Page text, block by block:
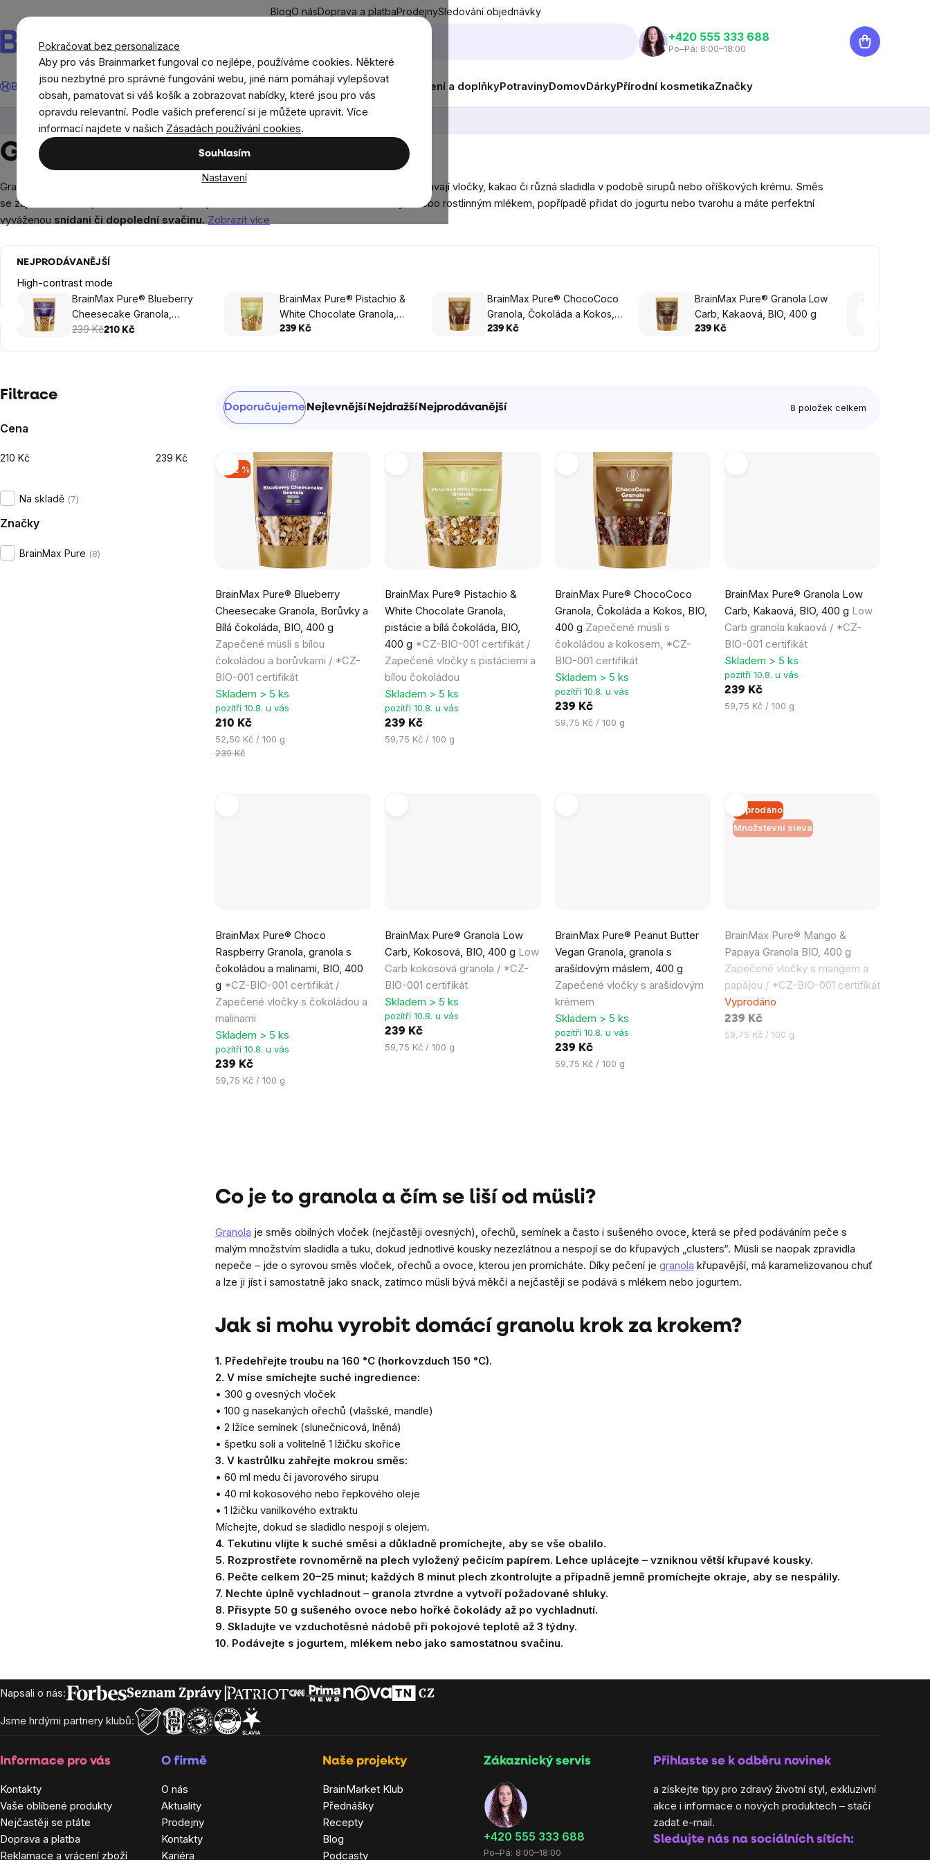
Pokračovat bez personalizace
Aby pro vás Brainmarket fungoval co nejlépe, používáme cookies. Některé
jsou nezbytné pro správné fungování webu, jiné nám pomáhají vylepšovat
obsah, pamatovat si váš košík a zobrazovat nabídky, které jsou pro vás
opravdu relevantní. Podle vašich preferencí si je můžete upravit. Více
informací najdete v našich Zásadách používání cookies.
Souhlasím
Nastavení
obsah
BlogO násDoprava a platbaProdejnySledování objednávky
Hledat
‭+420 555 333 688
Po–Pá: 8:00–18:00
Nákupní
košík
BrainMax® Léto Ušetři CíleDoplňky stravy a výživaNovinkyMužiŽenyDěti Oblečení a doplňkyPotravinyDomovDárkyPřírodní kosmetikaZnačky
Potraviny Cereálie, obiloviny, pseudoobiloviny Granola
Granola
Granola je zapečená různých druhůořechů, semínek a ovoce
. Často se také přidávají vločky, kakao či různá sladidla v podobě sirupů nebo oříškových krému. Směs
se zapéká v troubě, dokud nezačne být křupavá a voňavá. Granolu stačí zalít klasickým nebo rostlinným mlékem, popřípadě přidat do jogurtu nebo tvarohu a máte perfektní
vyváženou snídani či dopolední svačinu. Zobrazit více
NEJPRODÁVANĚJŠÍ
High-contrast mode
BrainMax Pure® Blueberry
Cheesecake Granola,
Borůvky a Bílá čokoláda, BIO,
239 Kč210 Kč
BrainMax Pure® Pistachio &
White Chocolate Granola,
pistácie a bílá čokoláda, BIO,
239 Kč
BrainMax Pure® ChocoCoco
Granola, Čokoláda a Kokos,
BIO, 400 g
239 Kč
BrainMax Pure® Granola Low
Carb, Kakaová, BIO, 400 g
239 Kč
Postranní
panel
Filtrace
Cena
210 Kč 239 Kč
Na skladě 7
Značky
BrainMax Pure 8
Řazení
produktů
Doporučujeme Nejlevnější Nejdražší Nejprodávanější 8 položek celkem
Výpis
produktů
–12 %
BrainMax Pure® Blueberry
Cheesecake Granola, Borůvky a
Bílá čokoláda, BIO, 400 g
Zapečené müsli s bílou
čokoládou a borůvkami / *CZ-
BIO-001 certifikát
hodnocení
produktu
je
4,9
z
5
hvězdiček.
Skladem > 5 ks
pozítří 10.8. u vás
210 Kč
Měrná
cena:
52,50 Kč / 100 g
239 Kč
BrainMax Pure® Pistachio &
White Chocolate Granola,
pistácie a bílá čokoláda, BIO,
400 g *CZ-BIO-001 certifikát /
Zapečené vločky s pistáciemi a
bílou čokoládou
hodnocení
produktu
je
5,0
z
5
hvězdiček.
Skladem > 5 ks
pozítří 10.8. u vás
239 Kč
Měrná
59,75 Kč / 100 g
BrainMax Pure® ChocoCoco
Granola, Čokoláda a Kokos, BIO,
400 g Zapečené müsli s
čokoládou a kokosem, *CZ-
BIO-001 certifikát
hodnocení
produktu
je
5,0
z
5
hvězdiček.
Skladem > 5 ks
pozítří 10.8. u vás
239 Kč
Měrná
59,75 Kč / 100 g
BrainMax Pure® Granola Low
Carb, Kakaová, BIO, 400 g Low
Carb granola kakaová / *CZ-
BIO-001 certifikát
hodnocení
produktu
je
5,0
z
5
hvězdiček.
Skladem > 5 ks
pozítří 10.8. u vás
239 Kč
Měrná
59,75 Kč / 100 g
BrainMax Pure® Choco
Raspberry Granola, granola s
čokoládou a malinami, BIO, 400
g *CZ-BIO-001 certifikát /
Zapečené vločky s čokoládou a
malinami
hodnocení
produktu
je
5,0
z
5
hvězdiček.
Skladem > 5 ks
pozítří 10.8. u vás
239 Kč
Měrná
59,75 Kč / 100 g
BrainMax Pure® Granola Low
Carb, Kokosová, BIO, 400 g Low
Carb kokosová granola / *CZ-
BIO-001 certifikát
hodnocení
produktu
je
5,0
z
5
hvězdiček.
Skladem > 5 ks
pozítří 10.8. u vás
239 Kč
Měrná
59,75 Kč / 100 g
BrainMax Pure® Peanut Butter
Vegan Granola, granola s
arašídovým máslem, 400 g
Zapečené vločky s arašídovým
krémem
hodnocení
produktu
je
4,5
z
5
hvězdiček.
Skladem > 5 ks
pozítří 10.8. u vás
239 Kč
Měrná
59,75 Kč / 100 g
Množstevní sleva
Vyprodáno
BrainMax Pure® Mango &
Papaya Granola BIO, 400 g
Zapečené vločky s mangem a
papájou / *CZ-BIO-001 certifikát
hodnocení
produktu
je
5,0
z
5
hvězdiček.
Vyprodáno
239 Kč
Měrná
59,75 Kč / 100 g
Co je to granola a čím se liší od müsli?
Granola je směs obilných vloček (nejčastěji ovesných), ořechů, semínek a často i sušeného ovoce, která se před podáváním peče s
malým množstvím sladidla a tuku, dokud jednotlivé kousky nezezlátnou a nespojí se do křupavých „clusters“. Müsli se naopak zpravidla
nepeče – jde o syrovou směs vloček, ořechů a ovoce, kterou jen promícháte. Díky pečení je granola křupavější, má karamelizovanou chuť
a lze ji jíst i samostatně jako snack, zatímco müsli bývá měkčí a nejčastěji se podává s mlékem nebo jogurtem.
Jak si mohu vyrobit domácí granolu krok za krokem?
1. Předehřejte troubu na 160 °C (horkovzduch 150 °C).
2. V míse smíchejte suché ingredience:
• 300 g ovesných vloček
• 100 g nasekaných ořechů (vlašské, mandle)
• 2 lžíce semínek (slunečnicová, lněná)
• špetku soli a volitelně 1 lžičku skořice
3. V kastrůlku zahřejte mokrou směs:
• 60 ml medu či javorového sirupu
• 40 ml kokosového nebo řepkového oleje
• 1 lžičku vanilkového extraktu
Míchejte, dokud se sladidlo nespojí s olejem.
4. Tekutinu vlijte k suché směsi a důkladně promíchejte, aby se vše obalilo.
5. Rozprostřete rovnoměrně na plech vyložený pečicím papírem. Lehce uplácejte – vzniknou větší křupavé kousky.
6. Pečte celkem 20–25 minut; každých 8 minut plech zkontrolujte a případně jemně promíchejte okraje, aby se nespálily.
7. Nechte úplně vychladnout – granola ztvrdne a vytvoří požadované shluky.
8. Přisypte 50 g sušeného ovoce nebo hořké čokolády až po vychladnutí.
9. Skladujte ve vzduchotěsné nádobě při pokojové teplotě až 3 týdny.
10. Podávejte s jogurtem, mlékem nebo jako samostatnou svačinu.
Zápatí
Napsali o nás:
Jsme hrdými partnery klubů:
Informace pro vás
Kontakty
Vaše oblíbené produkty
Nejčastěji se ptáte
Doprava a platba
Reklamace a vrácení zboží
O firmě
O nás
Aktuality
Prodejny
Kontakty
Kariéra
Naše projekty
BrainMarket Klub
Přednášky
Recepty
Blog
Podcasty
Zákaznický servis
‭+420 555 333 688
Po–Pá: 8:00–18:00
Přihlaste se k odběru novinek
a získejte tipy pro zdravý životní styl, exkluzivní
akce i informace o nových produktech – stačí
zadat e-mail.
Sledujte nás na sociálních sítích: